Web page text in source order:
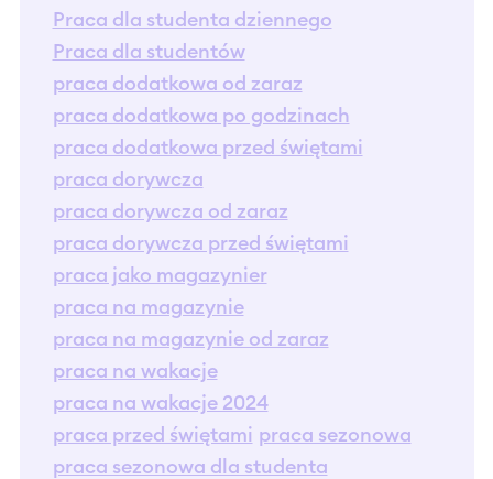
Praca dla studenta dziennego
Praca dla studentów
praca dodatkowa od zaraz
praca dodatkowa po godzinach
praca dodatkowa przed świętami
praca dorywcza
praca dorywcza od zaraz
praca dorywcza przed świętami
praca jako magazynier
praca na magazynie
praca na magazynie od zaraz
praca na wakacje
praca na wakacje 2024
praca przed świętami praca sezonowa
praca sezonowa dla studenta